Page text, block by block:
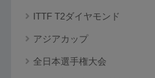
ITTF T2ダイヤモンド
アジアカップ
全日本選手権大会